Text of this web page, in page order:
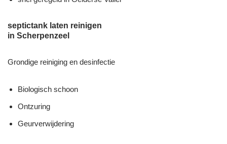
septictank laten reinigen
in Scherpenzeel
Grondige reiniging en desinfectie
Biologisch schoon
Ontzuring
Geurverwijdering